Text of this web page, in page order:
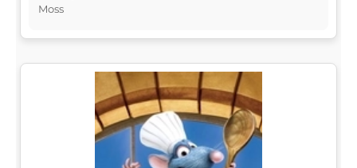
Moss